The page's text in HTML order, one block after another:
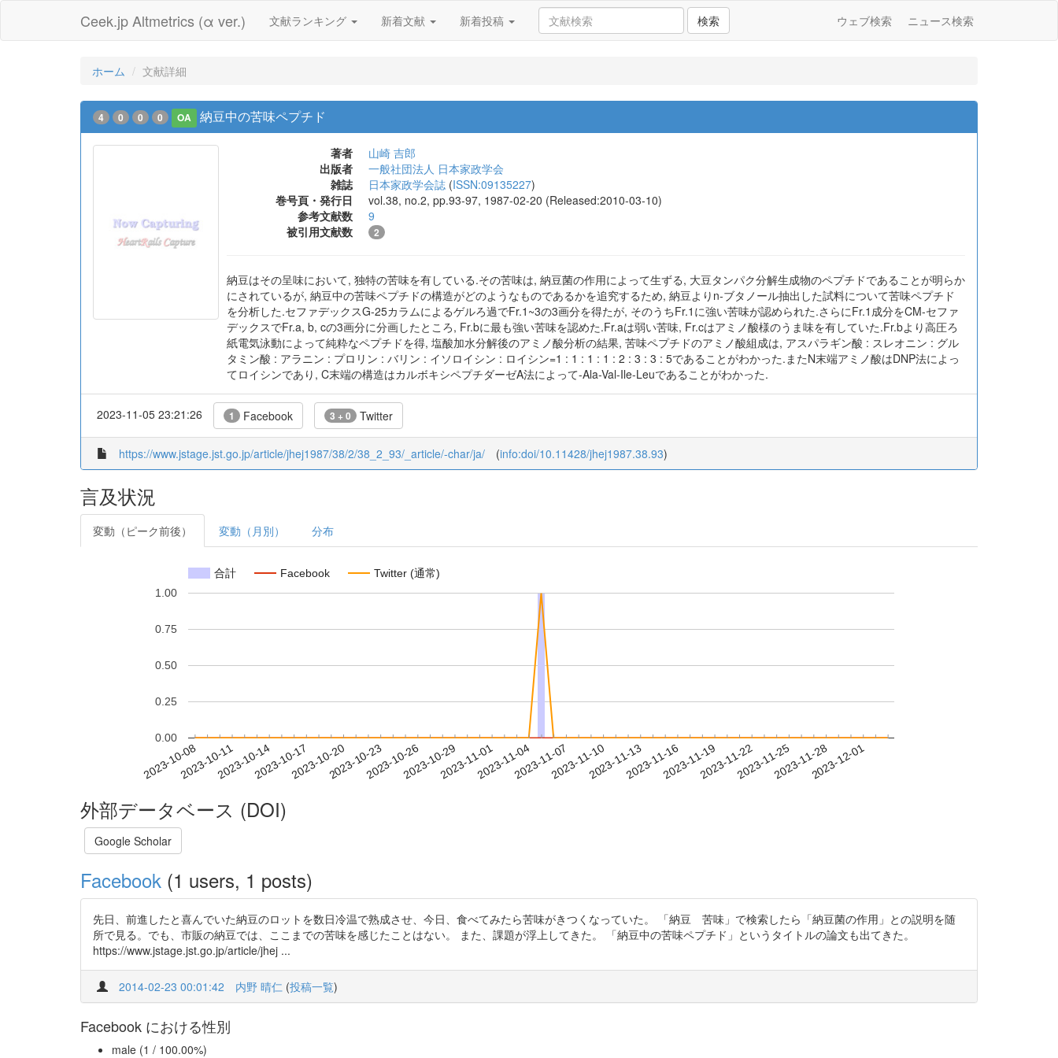
Ceek.jp Altmetrics (α ver.) 文献ランキング 新着文献 新着投稿 検索 ウェブ検索 ニュース検索
ホーム 文献詳細
4 0 0 0 OA 納豆中の苦味ペプチド
著者
山崎 吉郎
出版者
一般社団法人 日本家政学会
雑誌
日本家政学会誌 (ISSN:09135227)
巻号頁・発行日
vol.38, no.2, pp.93-97, 1987-02-20 (Released:2010-03-10)
参考文献数
9
被引用文献数
2
納豆はその呈味において, 独特の苦味を有している.その苦味は, 納豆菌の作用によって生ずる, 大豆タンパク分解生成物のペプチドであることが明らか
にされているが, 納豆中の苦味ペプチドの構造がどのようなものであるかを追究するため, 納豆よりn-ブタノール抽出した試料について苦味ペプチド
を分析した.セファデックスG-25カラムによるゲルろ過でFr.1~3の3画分を得たが, そのうちFr.1に強い苦味が認められた.さらにFr.1成分をCM-セファ
デックスでFr.a, b, cの3画分に分画したところ, Fr.bに最も強い苦味を認めた.Fr.aは弱い苦味, Fr.cはアミノ酸様のうま味を有していた.Fr.bより高圧ろ
紙電気泳動によって純粋なペプチドを得, 塩酸加水分解後のアミノ酸分析の結果, 苦味ペプチドのアミノ酸組成は, アスパラギン酸 : スレオニン : グル
タミン酸 : アラニン : プロリン : バリン : イソロイシン : ロイシン=1 : 1 : 1 : 1 : 2 : 3 : 3 : 5であることがわかった.またN末端アミノ酸はDNP法によっ
てロイシンであり, C末端の構造はカルボキシペプチダーゼA法によって-Ala-Val-Ile-Leuであることがわかった.
2023-11-05 23:21:26 1 Facebook 3 + 0 Twitter
https://www.jstage.jst.go.jp/article/jhej1987/38/2/38_2_93/_article/-char/ja/ (info:doi/10.11428/jhej1987.38.93)
言及状況
変動（ピーク前後） 変動（月別） 分布
合計 Facebook Twitter (通常)
2023-10-082023-10-112023-10-142023-10-172023-10-202023-10-232023-10-262023-10-292023-11-012023-11-042023-11-072023-11-102023-11-132023-11-162023-11-192023-11-222023-11-252023-11-282023-12-01
0.00
0.25
0.50
0.75
1.00
外部データベース (DOI)
Google Scholar
Facebook (1 users, 1 posts)
先日、前進したと喜んでいた納豆のロットを数日冷温で熟成させ、今日、食べてみたら苦味がきつくなっていた。 「納豆 苦味」で検索したら「納豆菌の作用」との説明を随
所で見る。でも、市販の納豆では、ここまでの苦味を感じたことはない。 また、課題が浮上してきた。 「納豆中の苦味ペプチド」というタイトルの論文も出てきた。
https://www.jstage.jst.go.jp/article/jhej ...
2014-02-23 00:01:42 内野 晴仁 (投稿一覧)
Facebook における性別
male (1 / 100.00%)